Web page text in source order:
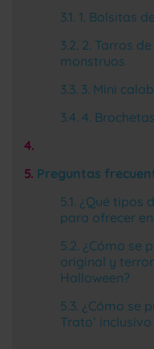
1. Bolsitas
2. Tarros
monstruos
3. Mini
4.
Preguntas
¿Qué tipos
para ofrecer en
¿Cómo se
original y
Halloween?
¿Cómo se
Trato’